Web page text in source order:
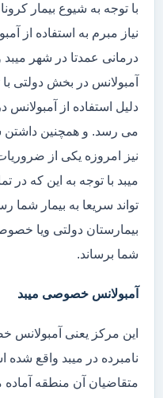
با توجه به شیوع بیمار
نیاز مبرم به استفاده از
درمانی عمدتا در شهر میبد
آمبولانس در بخش دولتی
دلیل استفاده از
می رسد. و همچنین داشتن
نیز امروزه یکی از
میبد با توجه به این که در
تواند سریعا به بیمار شما
بیمارستان دولتی ویا
شما برساند.
آمبولانس خصوصی میبد
این مرکز یعنی
نامبرده در میبد واقع
متقاضیان آن منطقه